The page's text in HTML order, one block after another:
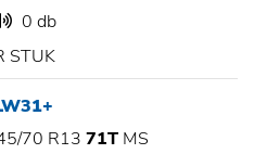
0 db
STUK
70 R13 71T MS